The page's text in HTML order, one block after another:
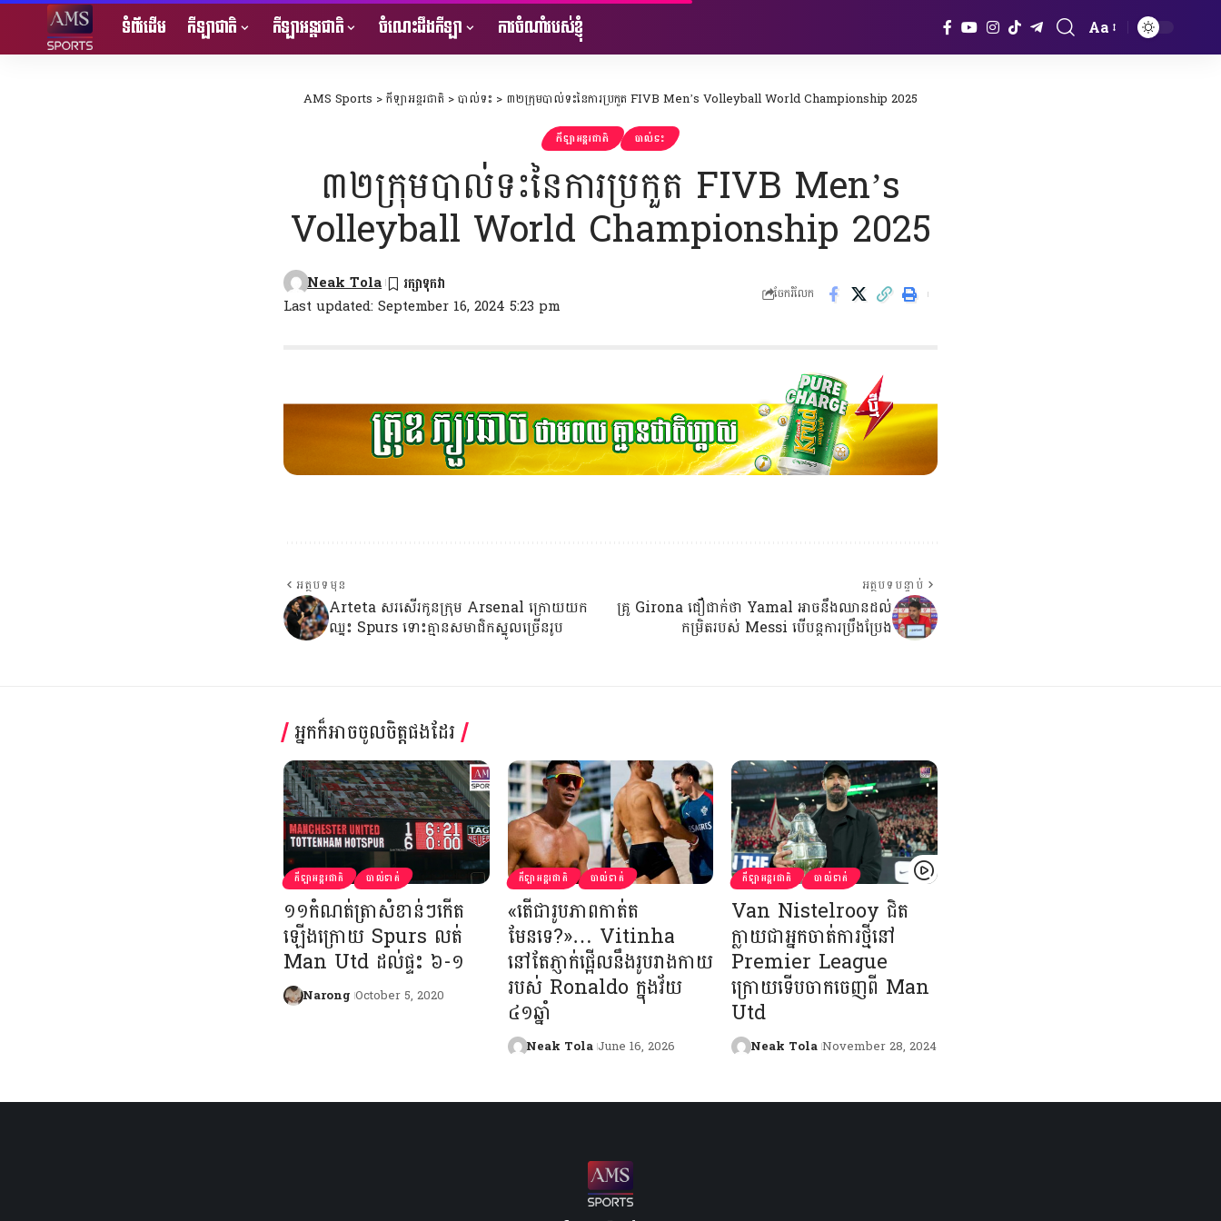
ទំព័រដើម កីឡាជាតិ កីឡាអន្តរជាតិ ចំណេះដឹងកីឡា ការចំណាំរបស់ខ្ញុំ
Font
Resizer
Aa
AMS Sports >កីឡាអន្តរជាតិ >បាល់ទះ > ៣២ក្រុមបាល់ទះនៃការប្រកួត FIVB Men’s Volleyball World Championship 2025
កីឡាអន្តរជាតិ បាល់ទះ
៣២ក្រុមបាល់ទះនៃការប្រកួត FIVB Men’s
Volleyball World Championship 2025
Last updated: September 16, 2024 5:23 pm
Neak Tola ចែករំលែក
អត្ថបទមុន
Arteta សរសើរកូនក្រុម Arsenal ក្រោយយក
ឈ្នះ Spurs ទោះគ្មានសមាជិកស្នូលច្រើនរូប
អត្ថបទបន្ទាប់
គ្រូ Girona ជឿជាក់ថា Yamal អាចនឹងឈានដល់
កម្រិតរបស់ Messi បើបន្ដការប្រឹងប្រែង
អ្នកក៏អាចចូលចិត្តផងដែរ
កីឡាអន្តរជាតិ បាល់ទាត់
១១កំណត់ត្រាសំខាន់ៗកើត
ឡើងក្រោយ Spurs លត់
Man Utd ដល់ផ្ទះ ៦-១
Narong October 5, 2020
កីឡាអន្តរជាតិ បាល់ទាត់
«តើជារូបភាពកាត់ត
មែនទេ?»… Vitinha
នៅតែភ្ញាក់ផ្អើលនឹងរូបរាងកាយ
របស់ Ronaldo ក្នុងវ័យ
៤១ឆ្នាំ
Neak Tola June 16, 2026
កីឡាអន្តរជាតិ បាល់ទាត់
Van Nistelrooy​​ ជិត
ក្លាយជាអ្នកចាត់ការថ្មីនៅ
Premier League
ក្រោយទើបចាកចេញពី Man
Utd
Neak Tola November 28, 2024